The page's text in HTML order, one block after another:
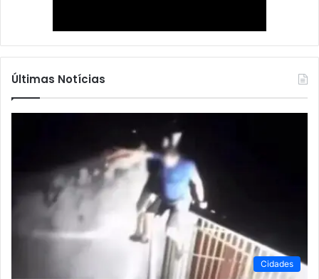
Últimas Notícias
Cidades